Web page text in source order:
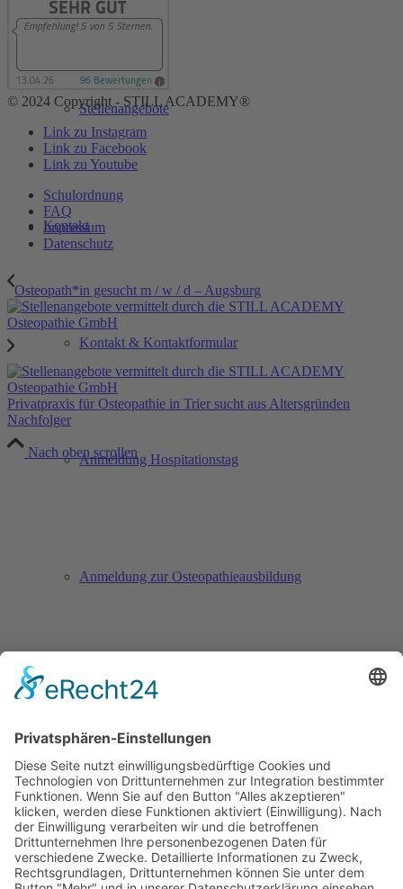
Stellenangebote
Kontakt
Kontakt & Kontaktformular
Anmeldung Hospitationstag
Anmeldung zur Osteopathieausbildung
Anmeldung zur Säuglingssprechstunde
Downloads
© 2024 Copyright - STILL ACADEMY®
Link zu Instagram
Link zu Facebook
Link zu Youtube
Schulordnung
FAQ
Impressum
Datenschutz
Osteopath*in gesucht m / w / d – Augsburg
Privatpraxis für Osteopathie in Trier sucht aus Altersgründen
Nachfolger
Nach oben scrollen